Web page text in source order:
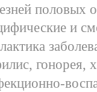
половых
и
гонорея,